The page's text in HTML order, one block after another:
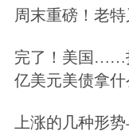
续至2028年
他将在主席
事。
当地时间5月
周末重磅！老
完了！美国……
亿美元美债拿什
上涨的几种形势